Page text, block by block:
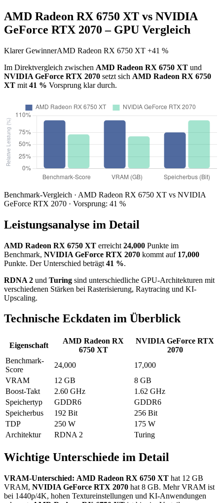
AMD Radeon RX 6750 XT vs NVIDIA
GeForce RTX 2070 – GPU Vergleich
Klarer GewinnerAMD Radeon RX 6750 XT +41 %
Im Direktvergleich zwischen AMD Radeon RX 6750 XT und
NVIDIA GeForce RTX 2070 setzt sich AMD Radeon RX 6750
XT mit 41 % Vorsprung klar durch.
Benchmark-Vergleich · AMD Radeon RX 6750 XT vs NVIDIA
GeForce RTX 2070 · Vorsprung: 41 %
Leistungsanalyse im Detail
AMD Radeon RX 6750 XT erreicht 24,000 Punkte im
Benchmark, NVIDIA GeForce RTX 2070 kommt auf 17,000
Punkte. Der Unterschied beträgt 41 %.
RDNA 2 und Turing sind unterschiedliche GPU-Architekturen mit
verschiedenen Stärken bei Rasterisierung, Raytracing und KI-
Upscaling.
Technische Eckdaten im Überblick
Eigenschaft
AMD Radeon RX
6750 XT
NVIDIA GeForce RTX
2070
Benchmark-
Score
24,000
17,000
VRAM
12 GB
8 GB
Boost-Takt
2.60 GHz
1.62 GHz
Speichertyp
GDDR6
GDDR6
Speicherbus
192 Bit
256 Bit
TDP
250 W
175 W
Architektur
RDNA 2 Turing
Wichtige Unterschiede im Detail
VRAM-Unterschied: AMD Radeon RX 6750 XT hat 12 GB
VRAM, NVIDIA GeForce RTX 2070 hat 8 GB. Mehr VRAM ist
bei 1440p/4K, hohen Textureinstellungen und KI-Anwendungen